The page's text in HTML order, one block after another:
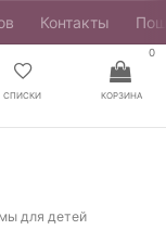
Контакты
СПИСКИ
0
КОРЗИНА
для детей